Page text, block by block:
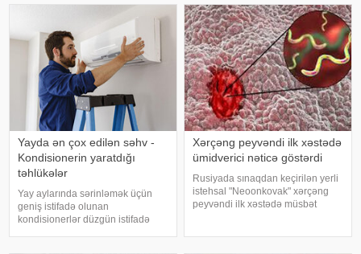
yaranır. xəbər verir ki
Səhiyyə Nazirliyinin rəsmi
"Instagram" hesabınd
Yayda ən çox edilən səhv -
Kondisionerin yaratdığı
təhlükələr
Yay aylarında sərinləmək üçün
geniş istifadə olunan
kondisionerlər düzgün istifadə
Xərçəng peyvəndi ilk xəstədə
ümidverici nəticə göstərdi
Rusiyada sınaqdan keçirilən yerli
istehsal "Neoonkovak" xərçəng
peyvəndi ilk xəstədə müsbət